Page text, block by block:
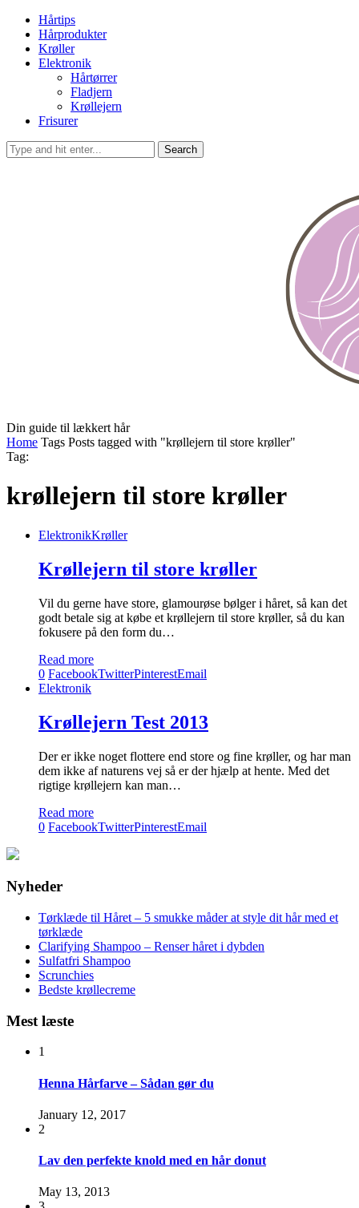
Hårtips
Hårprodukter
Krøller
Elektronik
Hårtørrer
Fladjern
Krøllejern
Frisurer
Din guide til lækkert hår
Home Tags Posts tagged with "krøllejern til store krøller"
Tag:
krøllejern til store krøller
ElektronikKrøller
Krøllejern til store krøller
Vil du gerne have store, glamourøse bølger i håret, så kan det
godt betale sig at købe et krøllejern til store krøller, så du kan
fokusere på den form du…
Read more
0 FacebookTwitterPinterestEmail
Elektronik
Krøllejern Test 2013
Der er ikke noget flottere end store og fine krøller, og har man
dem ikke af naturens vej så er der hjælp at hente. Med det
rigtige krøllejern kan man…
Read more
0 FacebookTwitterPinterestEmail
Nyheder
Tørklæde til Håret – 5 smukke måder at style dit hår med et
tørklæde
Clarifying Shampoo – Renser håret i dybden
Sulfatfri Shampoo
Scrunchies
Bedste krøllecreme
Mest læste
1
Henna Hårfarve – Sådan gør du
January 12, 2017
2
Lav den perfekte knold med en hår donut
May 13, 2013